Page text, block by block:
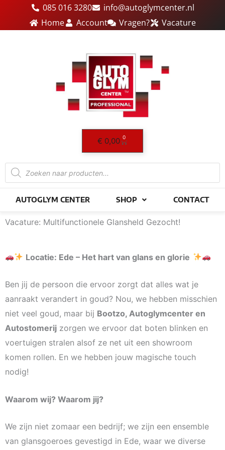
085 016 3280
info@autoglymcenter.nl
Home
Account Vragen? Vacature
€ 0,00 0
Winkelwagen
Producten
zoeken
AUTOGLYM CENTER SHOP CONTACT
Vacature: Multifunctionele Glansheld Gezocht!
Locatie: Ede – Het hart van glans en glorie
Ben jij de persoon die ervoor zorgt dat alles wat je
aanraakt verandert in goud? Nou, we hebben misschien
niet veel goud, maar bij Bootzo, Autoglymcenter en
Autostomerij zorgen we ervoor dat boten blinken en
voertuigen stralen alsof ze net uit een showroom
komen rollen. En we hebben jouw magische touch
nodig!
Waarom wij? Waarom jij?
We zijn niet zomaar een bedrijf; we zijn een ensemble
van glansgoeroes gevestigd in Ede, waar we diverse